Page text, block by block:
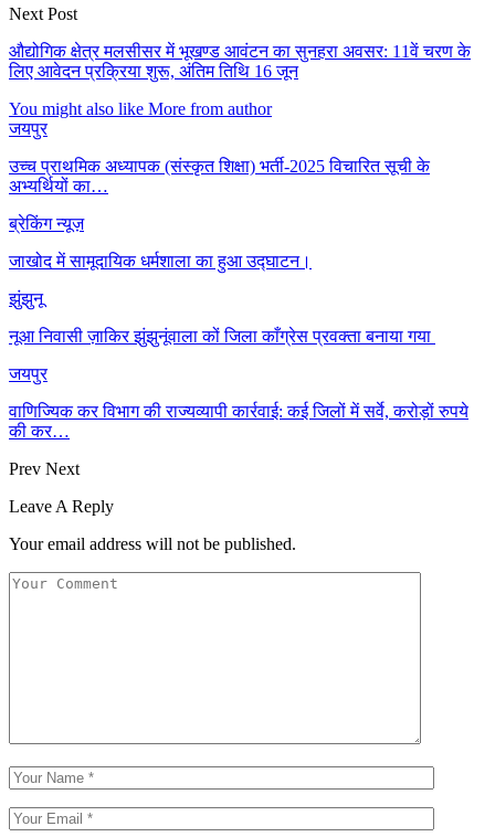
Next Post
औद्योगिक क्षेत्र मलसीसर में भूखण्ड आवंटन का सुनहरा अवसर: 11वें चरण के
लिए आवेदन प्रक्रिया शुरू, अंतिम तिथि 16 जून
You might also like More from author
जयपुर
उच्च प्राथमिक अध्यापक (संस्कृत शिक्षा) भर्ती-2025 विचारित सूची के
अभ्यर्थियों का…
ब्रेकिंग न्यूज़
जाखोद में सामूदायिक धर्मशाला का हुआ उद्घाटन।
झुंझुनू
नूआ निवासी ज़ाकिर झुंझुनूंवाला कों जिला काँग्रेस प्रवक्ता बनाया गया
जयपुर
वाणिज्यिक कर विभाग की राज्यव्यापी कार्रवाई: कई जिलों में सर्वे, करोड़ों रुपये
की कर…
Prev Next
Leave A Reply
Your email address will not be published.